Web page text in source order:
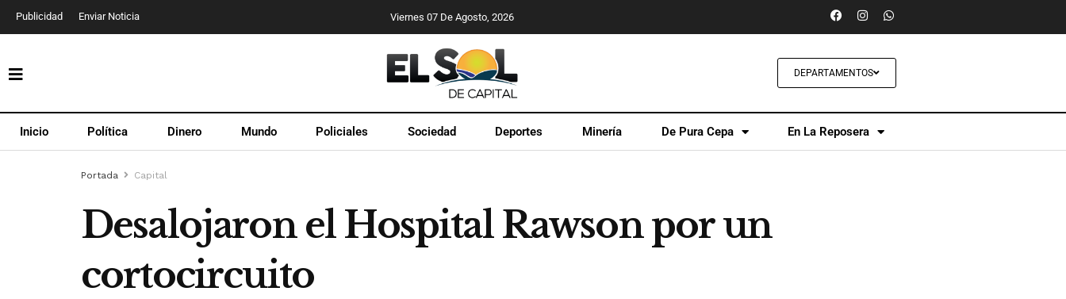
Publicidad Enviar Noticia Viernes 07 De Agosto, 2026
DEPARTAMENTOS
Inicio Política Dinero Mundo Policiales Sociedad Deportes Minería De Pura Cepa En La Reposera
Portada Capital
Desalojaron el Hospital Rawson por un
cortocircuito